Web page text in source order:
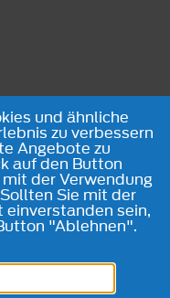
und ähnliche
zu verbessern
Angebote zu
auf den Button
der Verwendung
Sie mit der
einverstanden sein,
"Ablehnen".